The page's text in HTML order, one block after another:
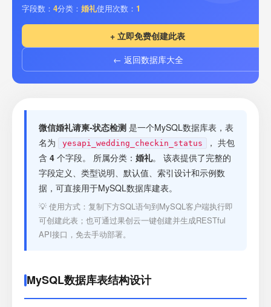
流量 剩余接口流量
套餐
接口测试
字段数： 4分类： 婚礼使用次数： 1
+ 立即免费创建此表
← 返回数据库大全
微信婚礼请柬-状态检测 是一个MySQL数据库表，表
名为
yesapi_wedding_checkin_status
， 共包
含 4 个字段。 所属分类： 婚礼。 该表提供了完整的
字段定义、类型说明、默认值、索引设计和示例数
据，可直接用于MySQL数据库建表。
💡 使用方式：复制下方SQL语句到MySQL客户端执行即
可创建此表；也可通过果创云一键创建并生成RESTful
API接口，免去手动部署。
MySQL数据库表结构设计